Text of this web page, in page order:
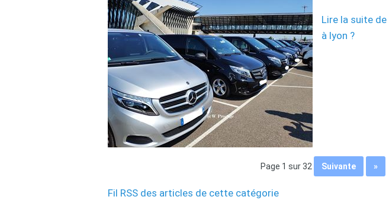
Lire la suite
à lyon ?
page 1 sur 32 suivante »
Fil RSS des articles de cette catégorie